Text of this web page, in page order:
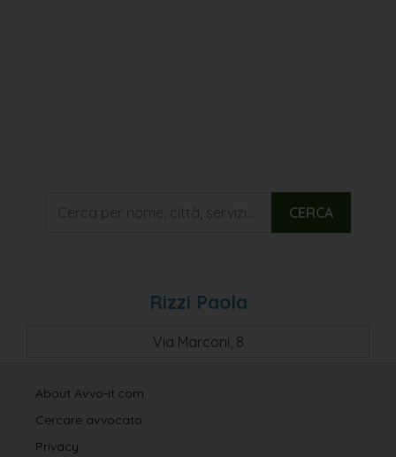
CERCA
Rizzi Paola
Via Marconi, 8
About Avvo-it.com
Cercare avvocato
Privacy